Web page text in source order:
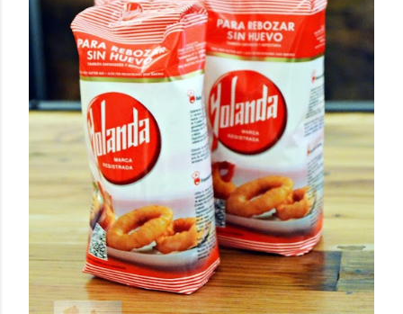
sustituto perfecto a los frutos se...